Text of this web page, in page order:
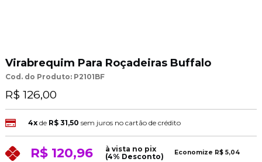
Virabrequim Para Roçadeiras Buffalo
Cod. do Produto: P2101BF
R$ 126,00
4xde R$ 31,50 sem juros no cartão de crédito
R$ 120,96
à vista no pix
(4% Desconto)
Economize R$ 5,04